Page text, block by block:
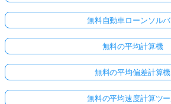
無料自動車ローンソル
無料の平均計算機
無料の平均偏差計算機
無料の平均速度計算ツ